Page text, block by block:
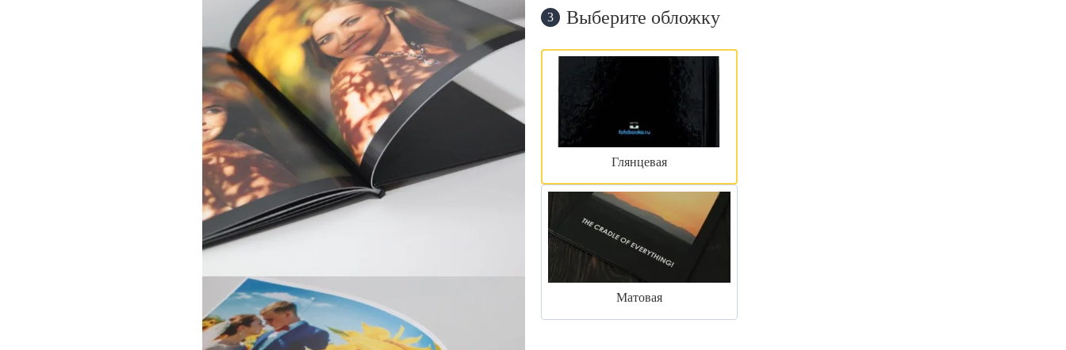
3 Выберите обложку
Глянцевая
Матовая